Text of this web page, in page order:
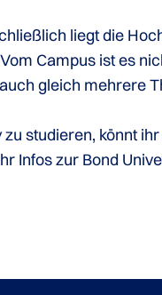
liegt die
Campus ist es
gleich mehrere
studieren, könnt
Infos zur Bond